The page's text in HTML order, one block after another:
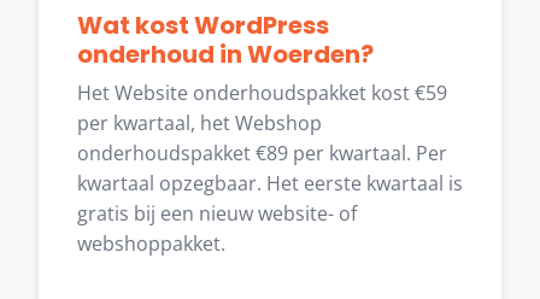
Wat kost WordPress
onderhoud in Woerden?
Het Website onderhoudspakket kost €59
per kwartaal, het Webshop
onderhoudspakket €89 per kwartaal. Per
kwartaal opzegbaar. Het eerste kwartaal is
gratis bij een nieuw website- of
webshoppakket.